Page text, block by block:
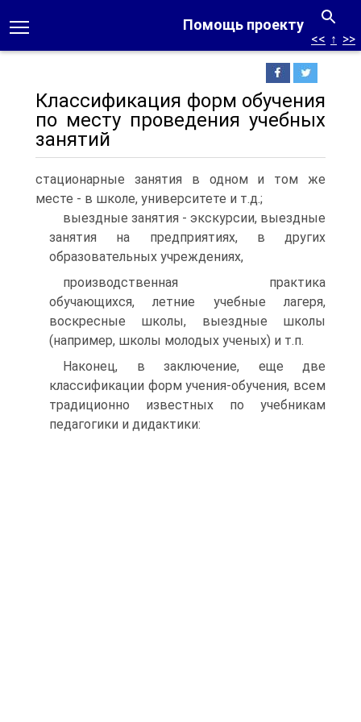
Помощь проекту
<< ↑ >>
Классификация форм обучения
по месту проведения учебных
занятий
стационарные занятия в одном и том же
месте - в школе, университете и т.д.;
выездные занятия - экскурсии, выездные
занятия на предприятиях, в других
образовательных учреждениях,
производственная практика
обучающихся, летние учебные лагеря,
воскресные школы, выездные школы
(например, школы молодых ученых) и т.п.
Наконец, в заключение, еще две
классификации форм учения-обучения, всем
традиционно известных по учебникам
педагогики и дидактики: